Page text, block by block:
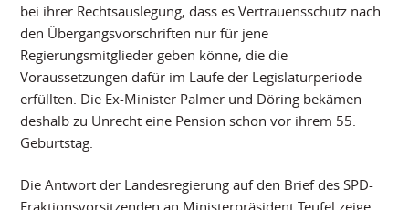
bei ihrer Rechtsauslegung, dass es Vertrauensschutz nach
den Übergangsvorschriften nur für jene
Regierungsmitglieder geben könne, die die
Voraussetzungen dafür im Laufe der Legislaturperiode
erfüllten. Die Ex-Minister Palmer und Döring bekämen
deshalb zu Unrecht eine Pension schon vor ihrem 55.
Geburtstag.
Die Antwort der Landesregierung auf den Brief des SPD-